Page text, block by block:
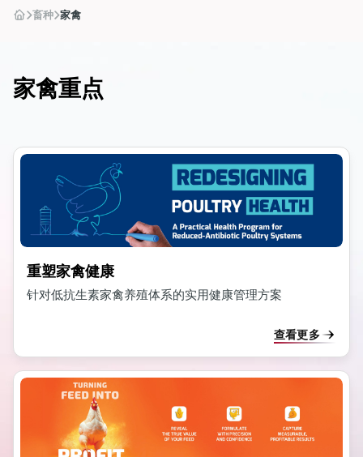
畜种 家禽
家禽重点
重塑家禽健康
针对低抗生素家禽养殖体系的实用健康管理方案
查看更多